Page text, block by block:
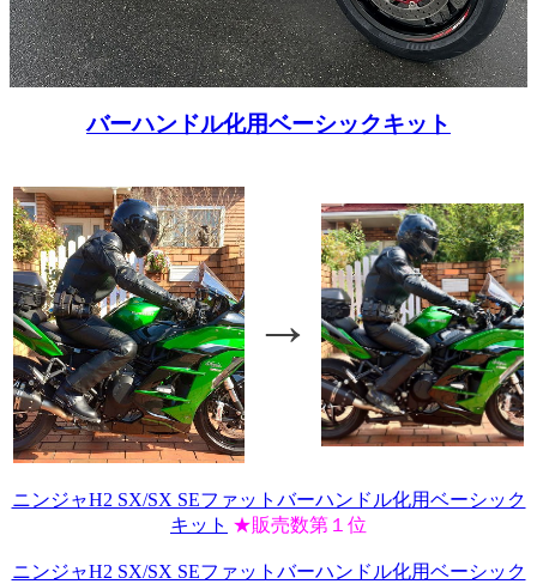
バーハンドル化用ベーシックキット
→
ニンジャH2 SX/SX SEファットバーハンドル化用ベーシック
キット ★販売数第１位
ニンジャH2 SX/SX SEファットバーハンドル化用ベーシック